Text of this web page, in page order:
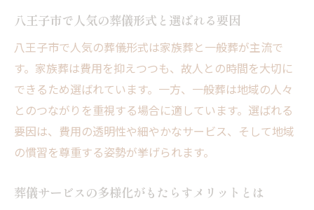
八王子市で抑えたい葬儀費用の節約術
見積もり比較で分かる葬儀費用の相場感
無駄を省いた葬儀費用管理のポイント
葬儀費用で見落としがちな追加費用対策
安心できる葬儀費用の準備と節約方法
補助金や支給額の仕組みを専門家が解説
八王子市の葬儀補助金制度の基礎知識
葬儀で受けられる支給額と申請条件を解説
八王子市で人気の葬儀形式と選ばれる要因
八王子市で人気の葬儀形式は家族葬と一般葬が主流で
す。家族葬は費用を抑えつつも、故人との時間を大切に
できるため選ばれています。一方、一般葬は地域の人々
とのつながりを重視する場合に適しています。選ばれる
要因は、費用の透明性や細やかなサービス、そして地域
の慣習を尊重する姿勢が挙げられます。
葬儀サービスの多様化がもたらすメリットとは